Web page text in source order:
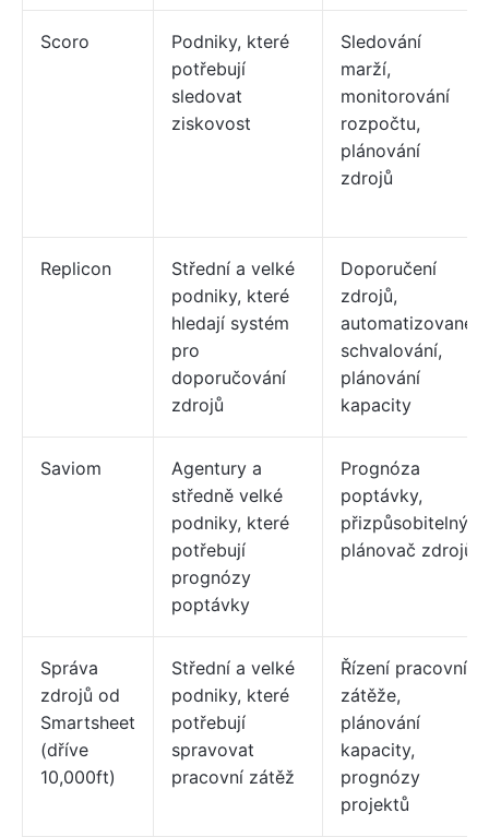
Scoro
Podniky, které
potřebují
sledovat
ziskovost
Sledování
marží,
monitorování
rozpočtu,
plánování
zdrojů
Replicon
Střední a velké
podniky, které
hledají systém
pro
doporučování
zdrojů
Doporučení
zdrojů,
automatizované
schvalování,
plánování
kapacity
Saviom
Agentury a
středně velké
podniky, které
potřebují
prognózy
poptávky
Prognóza
poptávky,
přizpůsobitelný
plánovač zdrojů
Správa
zdrojů od
Smartsheet
(dříve
10,000ft)
Střední a velké
podniky, které
potřebují
spravovat
pracovní zátěž
Řízení pracovní
zátěže,
plánování
kapacity,
prognózy
projektů